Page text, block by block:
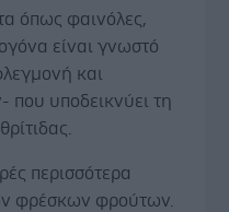
όπως φαινόλες,
είναι γνωστό
και
που υποδεικνύει τη
περισσότερα
φρέσκων φρούτων.